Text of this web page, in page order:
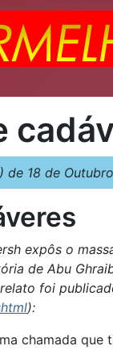
de 18 de
expôs o
de Abu
foi
):
chamada